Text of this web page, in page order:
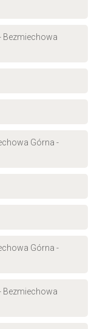
Bezmiechowa
Górna -
Górna -
Bezmiechowa